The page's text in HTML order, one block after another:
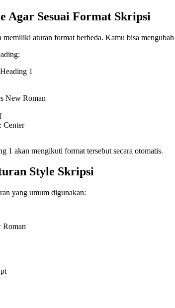
Agar Sesuai Format Skripsi
memiliki aturan format berbeda. Kamu bisa
1
New Roman
Center
1 akan mengikuti format tersebut secara otomatis.
Style Skripsi
yang umum digunakan:
Roman